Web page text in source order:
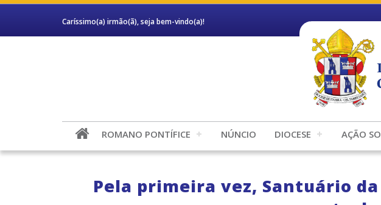
Caríssimo(a) irmão(ã), seja bem-vindo(a)!
ROMANO PONTÍFICE NÚNCIO DIOCESE AÇÃO
Pela primeira vez, Santuário